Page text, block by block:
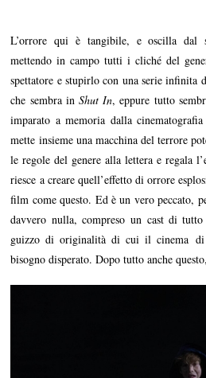
L’orrore qui è tangibile, e oscilla dal
mettendo in campo tutti i cliché del
spettatore e stupirlo con una serie infinita
che sembra inShut In, eppure tutto
imparato a memoria dalla
mette insieme una macchina del terrore
le regole del genere alla lettera e regala
riesce a creare quell’effetto di orrore
film come questo. Ed è un vero peccato,
davvero nulla, compreso un cast di
guizzo di originalità di cui il cinema di
bisogno disperato. Dopo tutto anche